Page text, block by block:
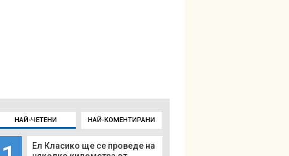
НАЙ-ЧЕТЕНИ НАЙ-КОМЕНТИРАНИ
Ел Класико ще се проведе на